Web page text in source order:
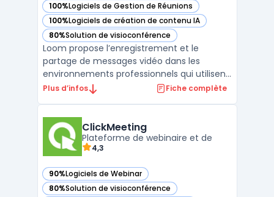
100%Logiciels de Gestion de Réunions
— voir Loom dans cette catégorie
100%Logiciels de création de contenu IA
— voir Loom dans cette catégorie
80%Solution de visioconférence
— voir Loom dans cette catégorie
Loom propose l’enregistrement et le
partage de messages vidéo dans les
environnements professionnels qui utilisent
la communication asynchrone. Dans de
clarté et le suivi des projets, notamment
lors de la gestion de tâ ...
Plus d’infos Fiche complète
ClickMeeting
Plateforme de webinaire et de
4,3
90%Logiciels de Webinar
— voir ClickMeeting dans cette catégorie
80%Solution de visioconférence
— voir ClickMeeting dans cette catégorie